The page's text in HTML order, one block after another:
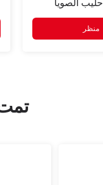
الصويا
منظر